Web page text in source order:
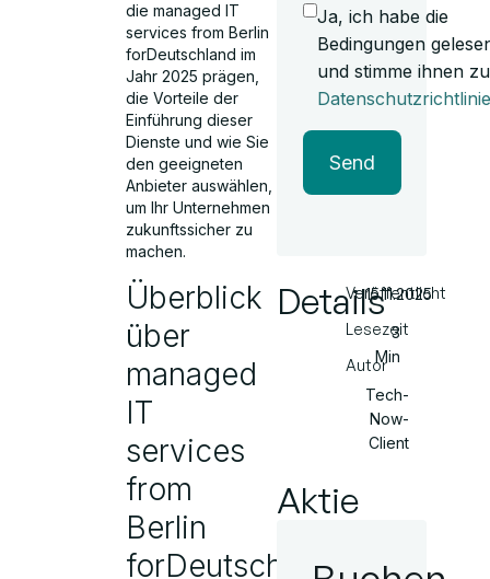
die managed IT
services from Berlin
forDeutschland im
Jahr 2025 prägen,
die Vorteile der
Einführung dieser
Dienste und wie Sie
den geeigneten
Anbieter auswählen,
um Ihr Unternehmen
zukunftssicher zu
machen.
Überblick
über
managed
IT
services
from
Berlin
forDeutschland
Ja, ich habe die
Bedingungen
und stimme ihnen
Datenschutzrichtlinie
Send
DetailsVeröffentlicht
Lesezeit
Autor
15.11.2025
3
Min
Tech-
Now-
Client
Aktie